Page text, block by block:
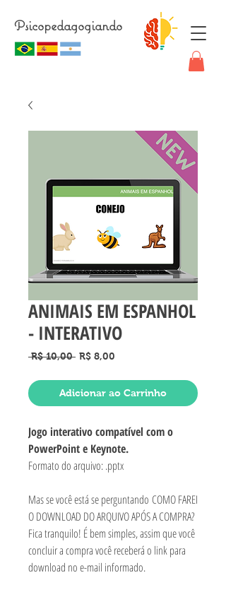
Psicopedagogiando
ANIMAIS EM ESPANHOL
- INTERATIVO
R$ 10,00 Preço normal
R$ 8,00
Adicionar ao Carrinho
Jogo interativo compatível com o
PowerPoint e Keynote.
Formato do arquivo: .pptx
Mas se você está se perguntando COMO FAREI
O DOWNLOAD DO ARQUIVO APÓS A COMPRA?
Fica tranquilo! É bem simples, assim que você
concluir a compra você receberá o link para
download no e-mail informado.